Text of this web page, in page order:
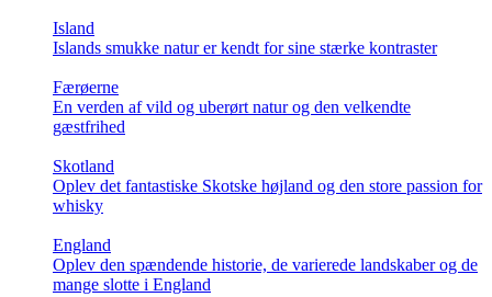
Island
Islands smukke natur er kendt for sine stærke kontraster
Færøerne
En verden af vild og uberørt natur og den velkendte
gæstfrihed
Skotland
Oplev det fantastiske Skotske højland og den store passion for
whisky
England
Oplev den spændende historie, de varierede landskaber og de
mange slotte i England